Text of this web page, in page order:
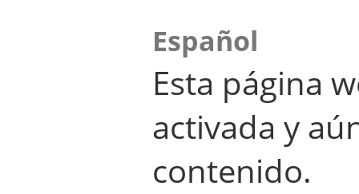
Español
Esta página
activada y
contenido.